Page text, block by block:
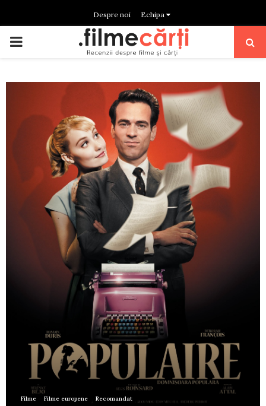
Despre noi Echipa
PRIMARY
Filme Filme europene Recomandat